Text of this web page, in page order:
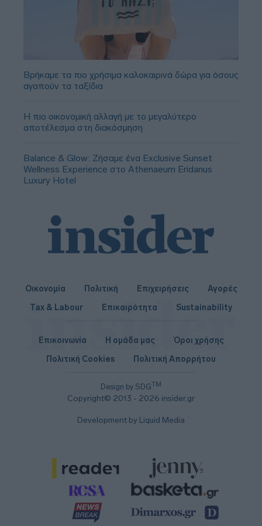
Βρήκαμε τα πιο χρήσιμα καλοκαιρινά δώρα για όσους
αγαπούν τα ταξίδια
Η πιο οικονομική αλλαγή με το μεγαλύτερο
αποτέλεσμα στη διακόσμηση
Balance & Glow: Ζήσαμε ένα Exclusive Sunset
Wellness Experience στο Athenaeum Eridanus
Luxury Hotel
Οικονομία Πολιτική Επιχειρήσεις
Αγορές
Tax & Labour
Επικαιρότητα Sustainability
Design by SDGTM
Copyright© 2013 - 2026 insider.gr
Επικοινωνία Η ομάδα μας
Όροι χρήσης
Πολιτική Cookies
Πολιτική Απορρήτου
Development by Liquid Media